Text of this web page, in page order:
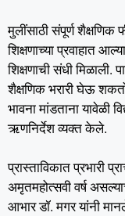
मुलींसाठी संपूर्ण
शिक्षणाच्या प्रवाहात
शिक्षणाची संधी
शैक्षणिक भरारी घेऊ
भावना मांडताना यावेळी
ऋणनिर्देश व्यक्त केले.
प्रास्ताविकात प्रभारी
अमृतमहोत्सवी वर्ष
आभार डॉ. मगर यांनी